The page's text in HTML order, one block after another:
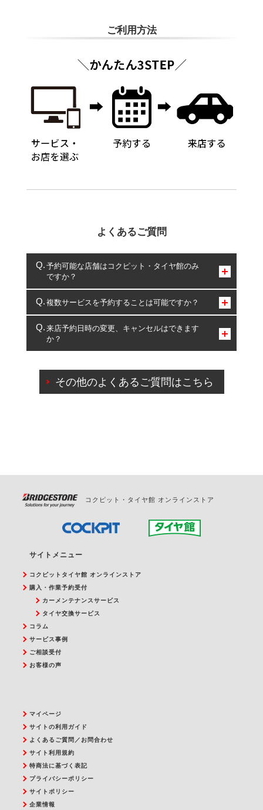
ご利用方法
よくあるご質問
予約可能な店舗はコクピット・タイヤ館のみ
ですか？
コクピット・タイヤ館のみとなります。
複数サービスを予約することは可能ですか？
複数サービスのご予約は可能です。
一部の商品・サービスの組み合わせに限り、同時にご予約が
出来ないものもございます。
来店予約日時の変更、キャンセルはできます
か？
ご来店予約日の3営業日前を過ぎている場合のご予約
の日時変更につきましては、直接ご予約の店舗まで
その他のよくあるご質問はこちら
コクピット・タイヤ館 オンラインストア
サイトメニュー
コクピットタイヤ館 オンラインストア
購入・作業予約受付
カーメンテナンスサービス
タイヤ交換サービス
コラム
サービス事例
ご相談受付
お客様の声
マイページ
サイトの利用ガイド
よくあるご質問／お問合わせ
サイト利用規約
特商法に基づく表記
プライバシーポリシー
サイトポリシー
企業情報